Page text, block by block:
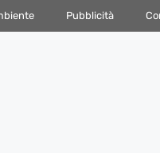
Pubblicità